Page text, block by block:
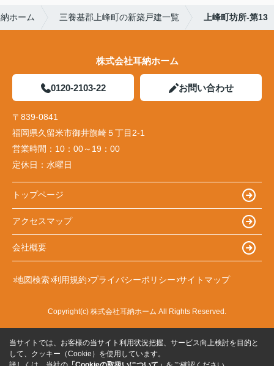
ホーム 三養基郡上峰町の新築戸建一覧 上峰町坊所-第13
株式会社耳納ホーム
0120-2103-22 お問い合わせ
〒839-0841
福岡県久留米市御井旗崎５丁目2-1
営業時間： 10：00～19：00
定休日： 水曜日
トップページ
アクセスマップ
会社概要
地図検索 利用規約 プライバシーポリシー サイトマップ
Copyright(c) 株式会社耳納ホーム All Rights Reserved.
当サイトでは、お客様の当サイト利用状況把握、サービス向上検討を目的と
して、クッキー（Cookie）を使用しています。